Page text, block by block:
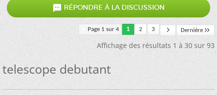
 RÉPONDRE À LA DISCUSSION
Page 1 sur 4 1 2 3 Dernière
Affichage des résultats 1 à 30 sur 93
telescope debutant